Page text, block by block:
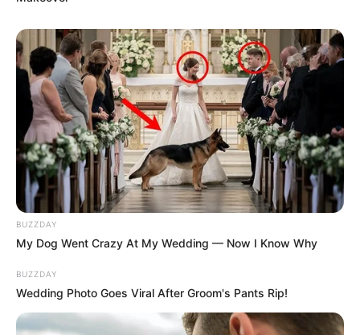
BUZZDAY
My Dog Went Crazy At My Wedding — Now I Know Why
BUZZDAY
Wedding Photo Goes Viral After Groom's Pants Rip!